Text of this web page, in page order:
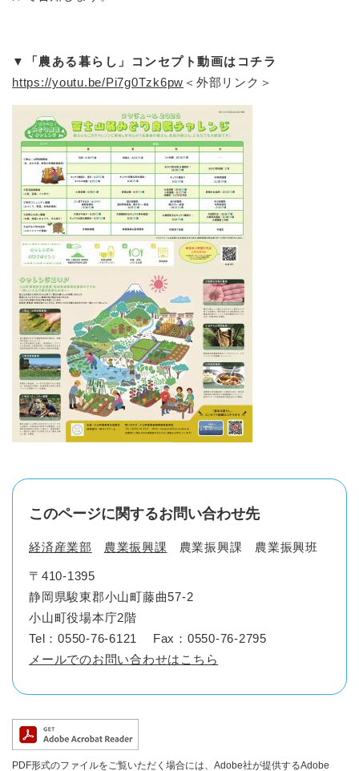
▼「農ある暮らし」コンセプト動画はコチラ
https://youtu.be/Pi7g0Tzk6pw ＜外部リンク＞
このページに関するお問い合わせ先
経済産業部 農業振興課 農業振興課 農業振興班
〒410-1395
静岡県駿東郡小山町藤曲57-2
小山町役場本庁2階
Tel：0550-76-6121
Fax：0550-76-2795
メールでのお問い合わせはこちら
PDF形式のファイルをご覧いただく場合には、Adobe社が提供するAdobe